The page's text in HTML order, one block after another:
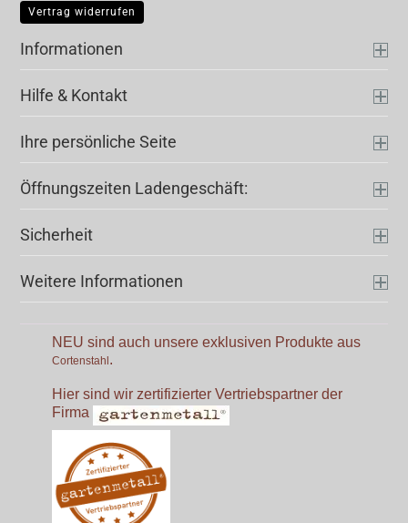
Vertrag widerrufen
Informationen
Hilfe & Kontakt
Ihre persönliche Seite
Öffnungszeiten Ladengeschäft:
Sicherheit
Weitere Informationen
NEU sind auch unsere exklusiven Produkte aus
Cortenstahl.
Hier sind wir zertifizierter Vertriebspartner der
Firma